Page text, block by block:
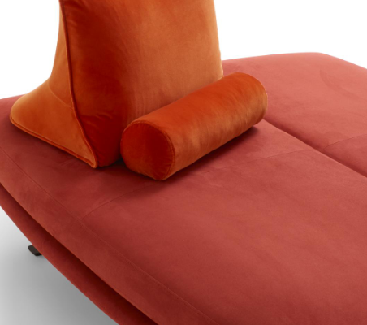
FOREST
NAP/FR
GENTLE/FR